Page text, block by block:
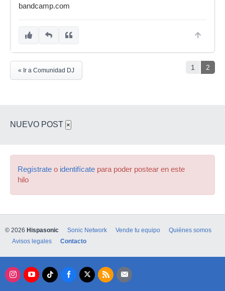
bandcamp.com
1 2
« Ir a Comunidad DJ
NUEVO POST ×
Regístrate o identifícate para poder postear en este
hilo
© 2026 Hispasonic Sonic Network Vende tu equipo
Quiénes somos
Avisos legales
Contacto